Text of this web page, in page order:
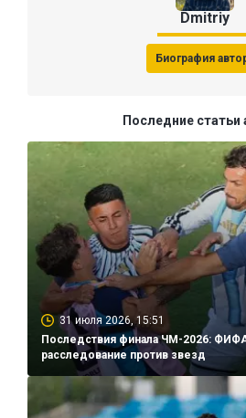
Dmitriy
Биография
Последние статьи
31 июля 2026, 15:51
Последствия финала ЧМ-2026: ФИФА
расследование против звезд